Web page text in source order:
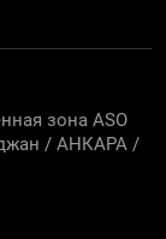
зона ASO
/ АНКАРА /